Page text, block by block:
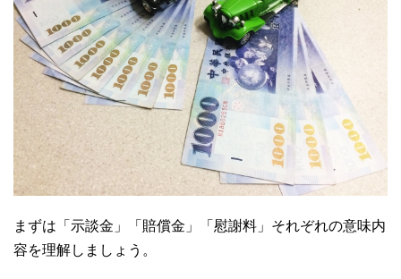
まずは「示談金」「賠償金」「慰謝料」それぞれの意味内
容を理解しましょう。